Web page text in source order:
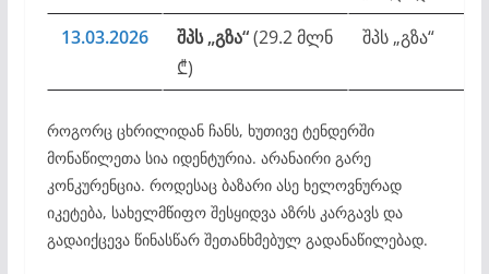
13.03.2026
შპს „გზა“(29.2 მლნ
₾)
შპს „გზა“
როგორც ცხრილიდან ჩანს, ხუთივე ტენდერში
მონაწილეთა სია იდენტურია. არანაირი გარე
კონკურენცია. როდესაც ბაზარი ასე ხელოვნურად
იკეტება, სახელმწიფო შესყიდვა აზრს კარგავს და
გადაიქცევა წინასწარ შეთანხმებულ გადანაწილებად.